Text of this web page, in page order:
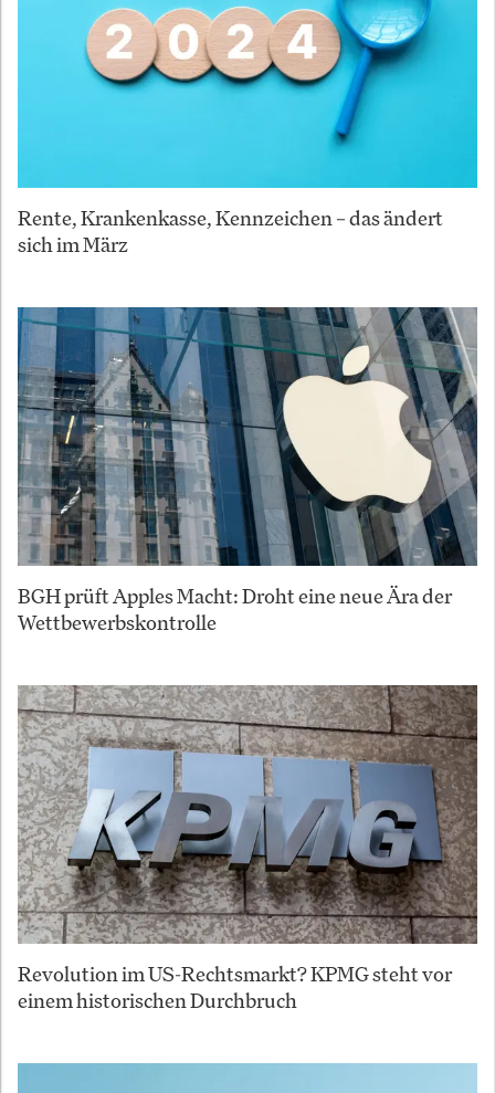
Rente, Krankenkasse, Kennzeichen – das ändert
sich im März
BGH prüft Apples Macht: Droht eine neue Ära der
Wettbewerbskontrolle
Revolution im US-Rechtsmarkt? KPMG steht vor
einem historischen Durchbruch